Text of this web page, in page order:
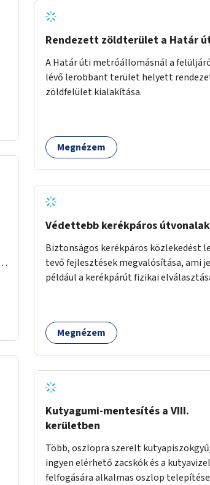
Rendezett zöldterület a Határ
A Határ úti metróállomásnál a
lévő lerobbant terület helyett
zöldfelület kialakítása.
Megnézem
Védettebb kerékpáros útvonalak
Biztonságos kerékpáros közlekedést
tevő fejlesztések megvalósítása, ami
például a kerékpárút fizikai
különösen a veszélyesebb
vagy akár egyes egyirányú utcák
Megnézem
Kutyagumi-mentesítés a VIII.
kerületben
Több, oszlopra szerelt
ingyen elérhető zacskók és a
felfogására alkalmas oszlop telepítése